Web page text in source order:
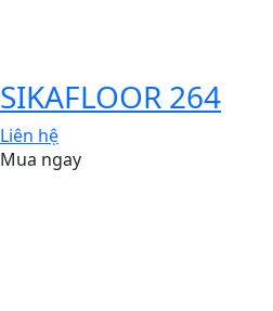
SIKAFLOOR 264
Liên hệ
Mua ngay